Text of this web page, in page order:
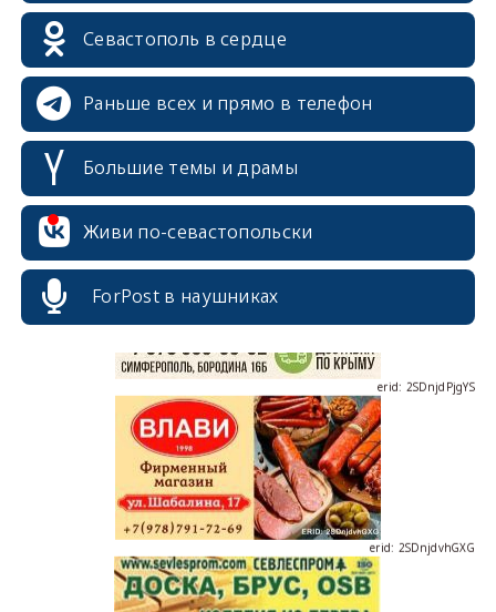
Севастополь в сердце
Раньше всех и прямо в телефон
Большие темы и драмы
Живи по-севастопольски
ForPost в наушниках
erid: 2SDnjcrDNw6
erid: 2SDnjdvhGXG